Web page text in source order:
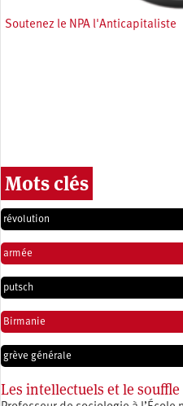
Soutenez le NPA l'Anticapitaliste
Mots clés
révolution
armée
putsch
Birmanie
grève générale
Les intellectuels et le souffle